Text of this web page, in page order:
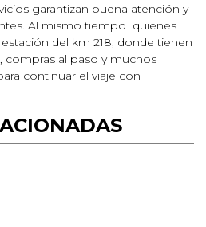
garantizan buena atención y
Al mismo tiempo quienes
del km 218, donde tienen
compras al paso y muchos
continuar el viaje con